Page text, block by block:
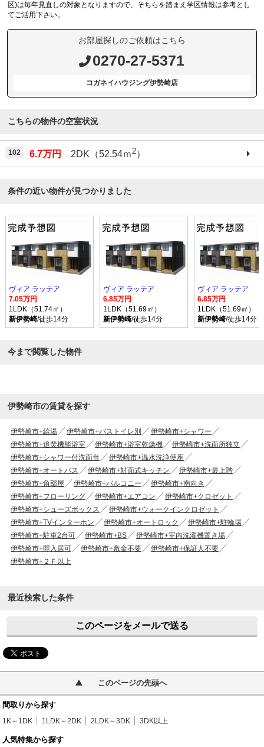
区)は毎年見直しの対象となりますので、そちらを踏まえ学区情報は参考とし
てご活用下さい。
お部屋探しのご依頼はこちら
0270-27-5371
コガネイハウジング伊勢崎店
こちらの物件の空室状況
102 6.7万円 2DK（52.54ｍ2）
条件の近い物件が見つかりました
ヴィア ラッテア
7.05万円
1LDK（51.74㎡）
新伊勢崎/徒歩14分
ヴィア ラッテア
6.85万円
1LDK（51.69㎡）
新伊勢崎/徒歩14分
ヴィア ラッテア
6.85万円
1LDK（51.69㎡）
新伊勢崎/徒歩14分
今まで閲覧した物件
伊勢崎市の賃貸を探す
伊勢崎市+給湯 伊勢崎市+バストイレ別
伊勢崎市+シャワー
伊勢崎市+追焚機能浴室
伊勢崎市+浴室乾燥機
伊勢崎市+洗面所独立
伊勢崎市+シャワー付洗面台
伊勢崎市+温水洗浄便座
伊勢崎市+オートバス
伊勢崎市+対面式キッチン
伊勢崎市+最上階
伊勢崎市+角部屋
伊勢崎市+バルコニー
伊勢崎市+南向き
伊勢崎市+フローリング
伊勢崎市+エアコン
伊勢崎市+クロゼット
伊勢崎市+シューズボックス
伊勢崎市+ウォークインクロゼット
伊勢崎市+TVインターホン
伊勢崎市+オートロック
伊勢崎市+駐輪場
伊勢崎市+駐車2台可
伊勢崎市+BS
伊勢崎市+室内洗濯機置き場
伊勢崎市+即入居可
伊勢崎市+敷金不要
伊勢崎市+保証人不要
伊勢崎市+２Ｆ以上
最近検索した条件
このページをメールで送る
このページの先頭へ
間取りから探す
1K～1DK 1LDK～2DK 2LDK～3DK 3DK以上
人気特集から探す